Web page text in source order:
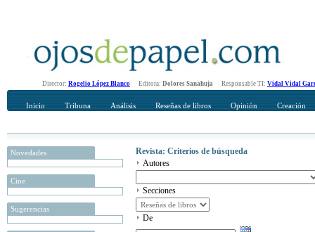
Director: Rogelio López Blanco Editora: Dolores Sanahuja Responsable TI: Vidal Vidal
Inicio Tribuna Análisis Reseñas de libros Opinión Creación
Novedades
Cine
Sugerencias
Revista: Criterios de búsqueda
Autores
Secciones
De